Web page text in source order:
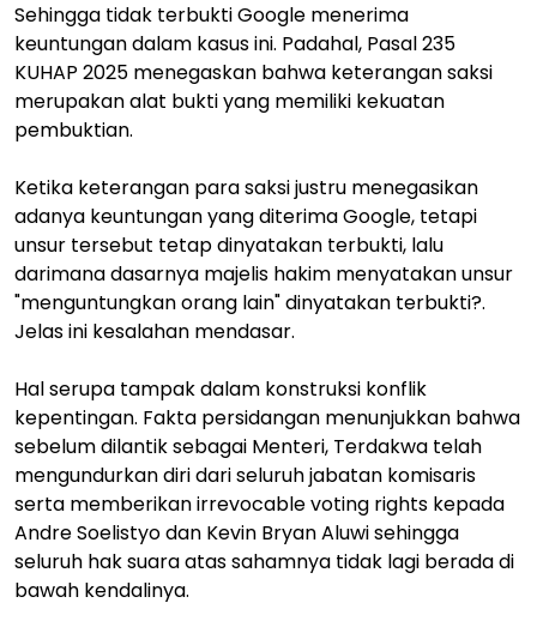
Sehingga tidak terbukti Google menerima
keuntungan dalam kasus ini. Padahal, Pasal 235
KUHAP 2025 menegaskan bahwa keterangan saksi
merupakan alat bukti yang memiliki kekuatan
pembuktian.
Ketika keterangan para saksi justru menegasikan
adanya keuntungan yang diterima Google, tetapi
unsur tersebut tetap dinyatakan terbukti, lalu
darimana dasarnya majelis hakim menyatakan unsur
"menguntungkan orang lain" dinyatakan terbukti?.
Jelas ini kesalahan mendasar.
Hal serupa tampak dalam konstruksi konflik
kepentingan. Fakta persidangan menunjukkan bahwa
sebelum dilantik sebagai Menteri, Terdakwa telah
mengundurkan diri dari seluruh jabatan komisaris
serta memberikan irrevocable voting rights kepada
Andre Soelistyo dan Kevin Bryan Aluwi sehingga
seluruh hak suara atas sahamnya tidak lagi berada di
bawah kendalinya.